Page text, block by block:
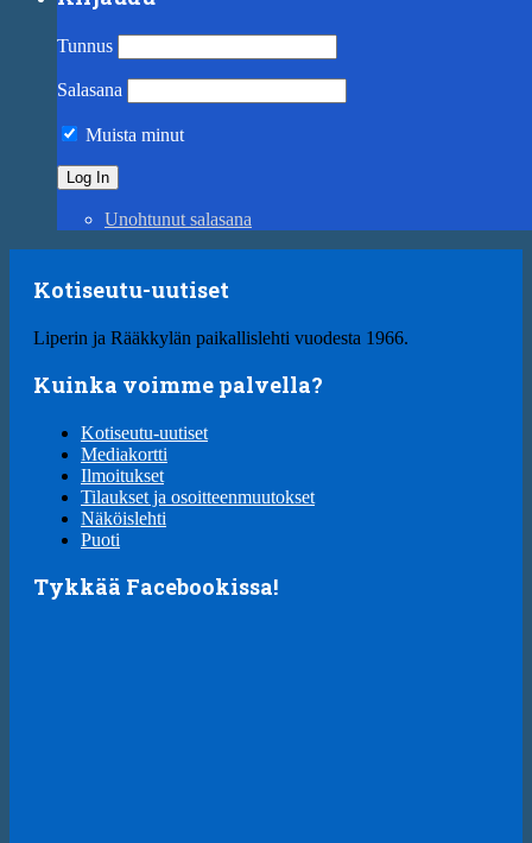
Tunnus
Salasana
Muista minut
Unohtunut salasana
Kotiseutu-uutiset
Liperin ja Rääkkylän paikallislehti vuodesta 1966.
Kuinka voimme palvella?
Kotiseutu-uutiset
Mediakortti
Ilmoitukset
Tilaukset ja osoitteenmuutokset
Näköislehti
Puoti
Tykkää Facebookissa!